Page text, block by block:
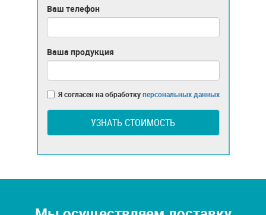
Ваш телефон
Ваша продукция
Я согласен на обработкуперсональных данных
УЗНАТЬ СТОИМОСТЬ